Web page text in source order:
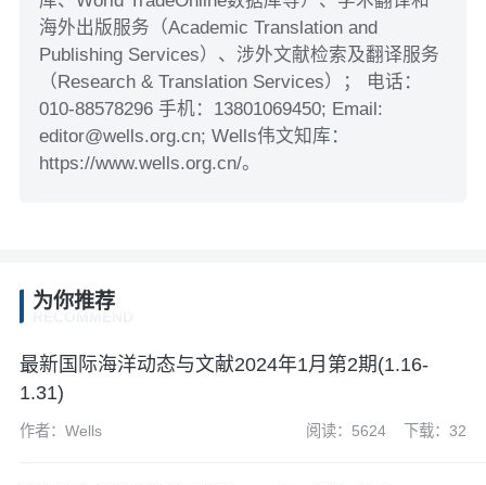
海外出版服务（Academic Translation and
Publishing Services）、涉外文献检索及翻译服务
（Research & Translation Services）； 电话：
010-88578296 手机：13801069450; Email:
editor@wells.org.cn; Wells伟文知库：
https://www.wells.org.cn/。
为你推荐
最新国际海洋动态与文献2024年1月第2期(1.16-
1.31)
作者：Wells 阅读：5624 下载：32